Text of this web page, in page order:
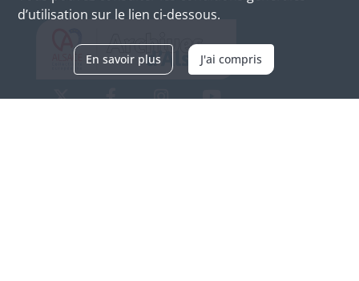
d’utilisation sur le lien ci-dessous.
En savoir plus J'ai compris